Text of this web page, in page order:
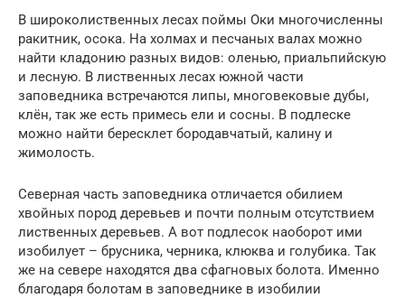
В широколиственных лесах поймы Оки многочисленны
ракитник, осока. На холмах и песчаных валах можно
найти кладонию разных видов: оленью, приальпийскую
и лесную. В лиственных лесах южной части
заповедника встречаются липы, многовековые дубы,
клён, так же есть примесь ели и сосны. В подлеске
можно найти бересклет бородавчатый, калину и
жимолость.
Северная часть заповедника отличается обилием
хвойных пород деревьев и почти полным отсутствием
лиственных деревьев. А вот подлесок наоборот ими
изобилует – брусника, черника, клюква и голубика. Так
же на севере находятся два сфагновых болота. Именно
благодаря болотам в заповеднике в изобилии